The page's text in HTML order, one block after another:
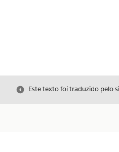
Fechar
Este texto foi traduzido pelo